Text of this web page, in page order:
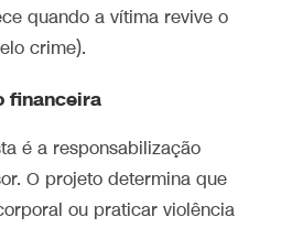
quando a vítima revive o
crime).
financeira
é a responsabilização
O projeto determina que
ou praticar violência